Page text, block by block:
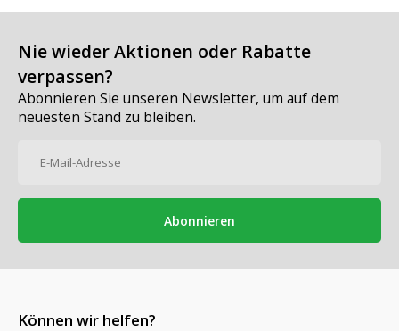
Nie wieder Aktionen oder Rabatte
verpassen?
Abonnieren Sie unseren Newsletter, um auf dem
neuesten Stand zu bleiben.
Abonnieren
Können wir helfen?